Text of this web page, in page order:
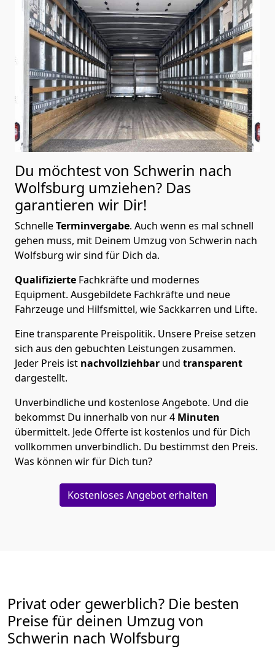
Du möchtest von Schwerin nach
Wolfsburg umziehen? Das
garantieren wir Dir!
SchnelleTerminvergabe. Auch wenn es mal schnell
gehen muss, mit Deinem Umzug von Schwerin nach
Wolfsburg wir sind für Dich da.
Qualifizierte Fachkräfte und modernes
Equipment. Ausgebildete Fachkräfte und neue
Fahrzeuge und Hilfsmittel, wie Sackkarren und Lifte.
Eine transparente Preispolitik. Unsere Preise setzen
sich aus den gebuchten Leistungen zusammen.
Jeder Preis ist nachvollziehbar und transparent
dargestellt.
Unverbindliche und kostenlose Angebote. Und die
bekommst Du innerhalb von nur4 Minuten
übermittelt. Jede Offerte ist kostenlos und für Dich
vollkommen unverbindlich. Du bestimmst den Preis.
Was können wir für Dich tun?
Kostenloses Angebot erhalten
Privat oder gewerblich? Die besten
Preise für deinen Umzug von
Schwerin nach Wolfsburg